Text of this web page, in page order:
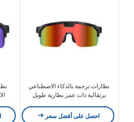
نظارات ترجمة بالذكاء الاصطناعي
برتقالية ذات عمر بطارية طويل
احصل على أفضل سعر